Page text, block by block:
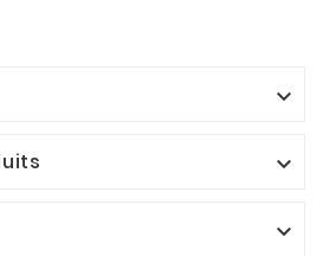


